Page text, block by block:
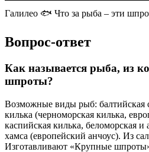
Галилео 🐟 Что за рыба – эти
Вопрос-ответ
Как называется рыба, из
шпроты?
Возможные виды рыб: балтийская
килька (черноморская килька,
каспийская килька, беломорская и
хамса (европейский анчоус). Из
Изготавливают «Крупные